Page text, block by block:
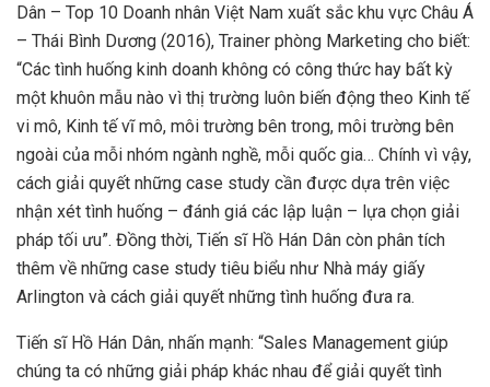
Dân – Top 10 Doanh nhân Việt Nam xuất sắc khu vực Châu Á
– Thái Bình Dương (2016), Trainer phòng Marketing cho biết:
“Các tình huống kinh doanh không có công thức hay bất kỳ
một khuôn mẫu nào vì thị trường luôn biến động theo Kinh tế
vi mô, Kinh tế vĩ mô, môi trường bên trong, môi trường bên
ngoài của mỗi nhóm ngành nghề, mỗi quốc gia… Chính vì vậy,
cách giải quyết những case study cần được dựa trên việc
nhận xét tình huống – đánh giá các lập luận – lựa chọn giải
pháp tối ưu”. Đồng thời, Tiến sĩ Hồ Hán Dân còn phân tích
thêm về những case study tiêu biểu như Nhà máy giấy
Arlington và cách giải quyết những tình huống đưa ra.
Tiến sĩ Hồ Hán Dân, nhấn mạnh: “Sales Management giúp
chúng ta có những giải pháp khác nhau để giải quyết tình